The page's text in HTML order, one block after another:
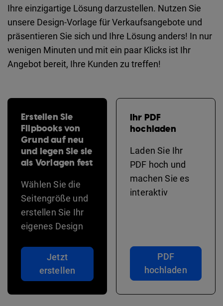
Ihre einzigartige Lösung darzustellen. Nutzen Sie
unsere Design-Vorlage für Verkaufsangebote und
präsentieren Sie sich und Ihre Lösung anders! In nur
wenigen Minuten und mit ein paar Klicks ist Ihr
Angebot bereit, Ihre Kunden zu treffen!
Erstellen Sie
Flipbooks von
Grund auf neu
und legen Sie sie
als Vorlagen fest
Wählen Sie die
Seitengröße und
erstellen Sie Ihr
eigenes Design
Jetzt
erstellen
Ihr PDF
hochladen
Laden Sie Ihr
PDF hoch und
machen Sie es
interaktiv
PDF
hochladen